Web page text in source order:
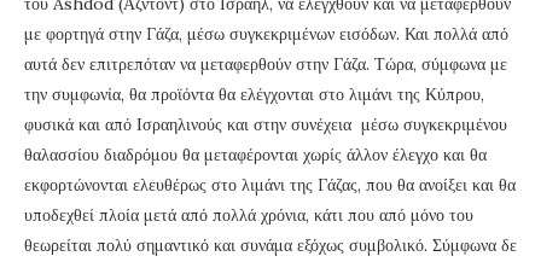
με φορτηγά στην Γάζα, μέσω συγκεκριμένων εισόδων. Και πολλά από
αυτά δεν επιτρεπόταν να μεταφερθούν στην Γάζα. Τώρα, σύμφωνα με
την συμφωνία, θα προϊόντα θα ελέγχονται στο λιμάνι της Κύπρου,
φυσικά και από Ισραηλινούς και στην συνέχεια μέσω συγκεκριμένου
θαλασσίου διαδρόμου θα μεταφέρονται χωρίς άλλον έλεγχο και θα
εκφορτώνονται ελευθέρως στο λιμάνι της Γάζας, που θα ανοίξει και θα
υποδεχθεί πλοία μετά από πολλά χρόνια, κάτι που από μόνο του
θεωρείται πολύ σημαντικό και συνάμα εξόχως συμβολικό. Σύμφωνα δε